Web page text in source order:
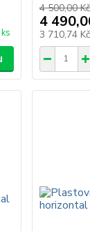
4 500,00 Kč
4
3 710,74 Kč